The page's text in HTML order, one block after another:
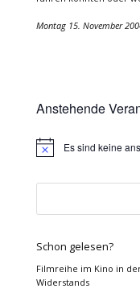
Montag 15. November
Anstehende
HinweisEs sind keine
Schon gelesen?
Filmreihe im Kino in
Widerstands